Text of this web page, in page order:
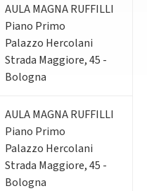
AULA MAGNA RUFFILLI
Piano Primo
Palazzo Hercolani
Strada Maggiore, 45 -
Bologna
AULA MAGNA RUFFILLI
Piano Primo
Palazzo Hercolani
Strada Maggiore, 45 -
Bologna